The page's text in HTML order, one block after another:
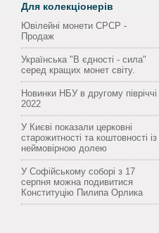
Для колекціонерів
Ювілейні монети СРСР -
Продаж
Українська "В єдності - сила"
серед кращих монет світу.
Новинки НБУ в другому півріччі
2022
У Києві показали церковні
старожитності та коштовності із
неймовірною долею
У Софійському соборі з 17
серпня можна подивитися
Конституцію Пилипа Орлика